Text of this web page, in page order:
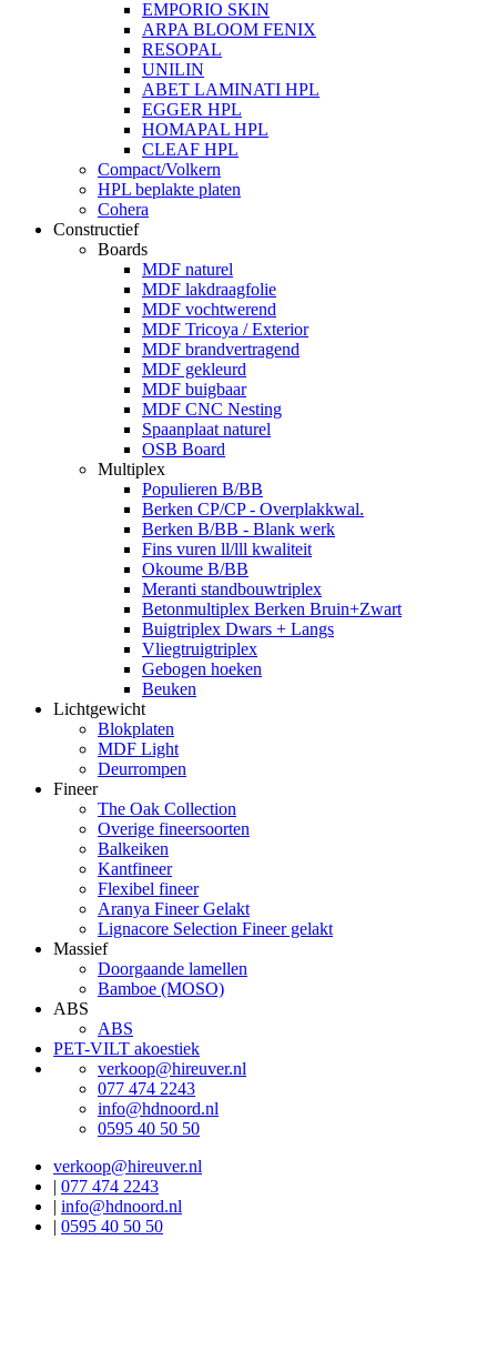
EMPORIO SKIN
ARPA BLOOM FENIX
RESOPAL
UNILIN
ABET LAMINATI HPL
EGGER HPL
HOMAPAL HPL
CLEAF HPL
Compact/Volkern
HPL beplakte platen
Cohera
Constructief
Boards
MDF naturel
MDF lakdraagfolie
MDF vochtwerend
MDF Tricoya / Exterior
MDF brandvertragend
MDF gekleurd
MDF buigbaar
MDF CNC Nesting
Spaanplaat naturel
OSB Board
Multiplex
Populieren B/BB
Berken CP/CP - Overplakkwal.
Berken B/BB - Blank werk
Fins vuren ll/lll kwaliteit
Okoume B/BB
Meranti standbouwtriplex
Betonmultiplex Berken Bruin+Zwart
Buigtriplex Dwars + Langs
Vliegtruigtriplex
Gebogen hoeken
Beuken
Lichtgewicht
Blokplaten
MDF Light
Deurrompen
Fineer
The Oak Collection
Overige fineersoorten
Balkeiken
Kantfineer
Flexibel fineer
Aranya Fineer Gelakt
Lignacore Selection Fineer gelakt
Massief
Doorgaande lamellen
Bamboe (MOSO)
ABS
ABS
PET-VILT akoestiek
verkoop@hireuver.nl
077 474 2243
info@hdnoord.nl
0595 40 50 50
verkoop@hireuver.nl
| 077 474 2243
| info@hdnoord.nl
| 0595 40 50 50